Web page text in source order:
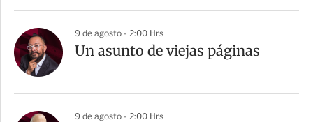
9 de agosto - 2:00 Hrs
Un asunto de viejas páginas
9 de agosto - 2:00 Hrs